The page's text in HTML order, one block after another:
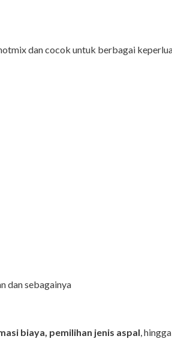
dan cocok untuk berbagai
dan sebagainya
biaya, pemilihan jenis aspal,